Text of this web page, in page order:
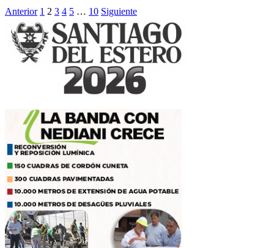
Paginación
de
entradas
Anterior 1 2 3 4 5 … 10 Siguiente